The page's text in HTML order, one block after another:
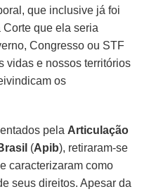
que inclusive já foi
que ela seria
Congresso ou STF
vidas e nossos territórios
os
pela Articulação
(Apib), retiraram-se
caracterizaram como
seus direitos. Apesar da